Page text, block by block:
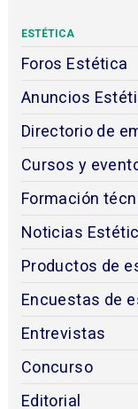
ESTÉTICA
Foros Estética
Anuncios
Directorio de
Cursos y
Formación
Noticias
Productos de
Encuestas de
Entrevistas
Concurso
Editorial